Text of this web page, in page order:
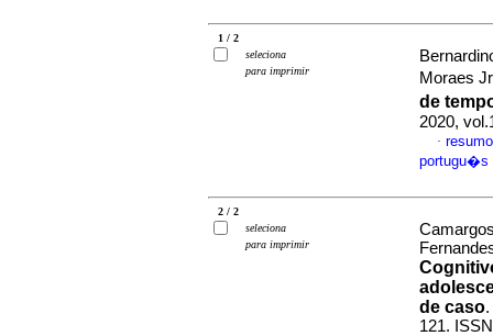
1 / 2
seleciona
para imprimir
Moraes
de
2020,
·
portugu�s
2 / 2
seleciona
para imprimir
de caso.
121.